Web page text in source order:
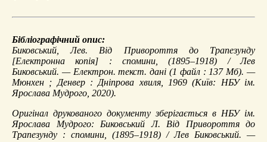
Бібліографічний опис:
Биковський, Лев. Від Привороття до Трапезунду
[Електронна копія] : спомини, (1895–1918) / Лев
Биковський. — Електрон. текст. дані (1 файл : 137 Мб). —
Мюнхен ; Денвер : Дніпрова хвиля, 1969 (Київ: НБУ ім.
Ярослава Мудрого, 2020).
Оригінал друкованого документу зберігається в НБУ ім.
Ярослава Мудрого: Биковський Л. Від Привороття до
Трапезунду : спомини, (1895–1918) / Лев Биковський. —